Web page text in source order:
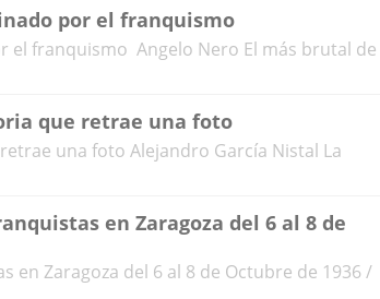
por el franquismo
el franquismo Angelo Nero El más brutal de
que retrae una foto
una foto Alejandro García Nistal La
en Zaragoza del 6 al 8 de
Zaragoza del 6 al 8 de Octubre de 1936 /